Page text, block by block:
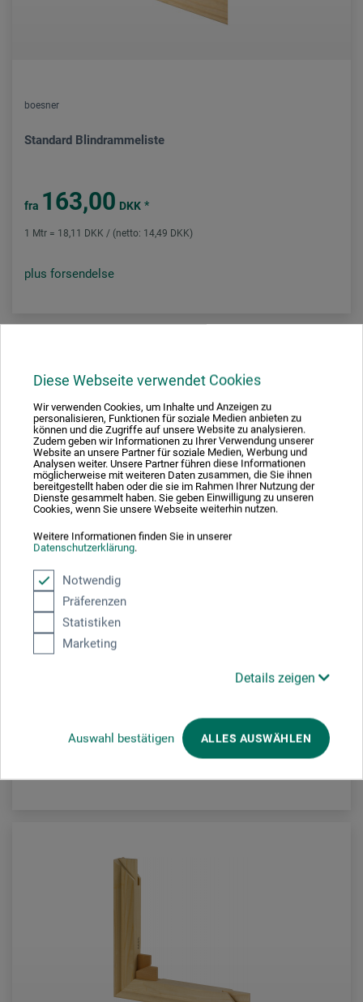
Diese Webseite verwendet Cookies
Wir verwenden Cookies, um Inhalte und Anzeigen zu
personalisieren, Funktionen für soziale Medien anbieten zu
können und die Zugriffe auf unsere Website zu analysieren.
Zudem geben wir Informationen zu Ihrer Verwendung unserer
Website an unsere Partner für soziale Medien, Werbung und
Analysen weiter. Unsere Partner führen diese Informationen
möglicherweise mit weiteren Daten zusammen, die Sie ihnen
bereitgestellt haben oder die sie im Rahmen Ihrer Nutzung der
Dienste gesammelt haben. Sie geben Einwilligung zu unseren
Cookies, wenn Sie unsere Webseite weiterhin nutzen.
Weitere Informationen finden Sie in unserer
Datenschutzerklärung.
Notwendig
Präferenzen
Statistiken
Marketing
Details zeigen
Auswahl bestätigen ALLES AUSWÄHLEN
boesner
Standard Blindrammeliste
fra 163,00 DKK *
1 Mtr = 18,11 DKK / (netto: 14,49 DKK)
plus forsendelse
Classic 65 | Blindrammer
1 = 46,00 DKK / (netto: 36,80 DKK)